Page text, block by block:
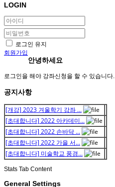
LOGIN
로그인 유지
회원가입
안녕하세요
로그인을 해야 강좌신청을 할 수 있습니다.
공지사항
[개강] 2023 겨울학기 강좌 ...
[초대합니다] 2022 아카데미...
[초대합니다] 2022 손바닥 ...
[초대합니다] 2022 가을 서...
[초대합니다] 미술학교 풍경...
Stats Tab Content
General Settings